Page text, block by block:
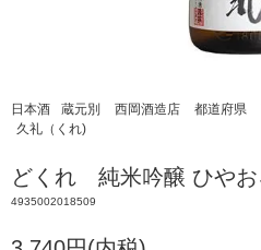
日本酒 蔵元別 西岡酒造店 都道府県
久礼（くれ)
どくれ 純米吟醸 ひやお
4935002018509